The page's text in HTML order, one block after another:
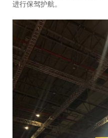
进行保驾护航。